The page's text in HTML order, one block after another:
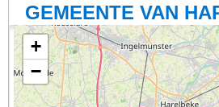
GEMEENTE VAN
+
−